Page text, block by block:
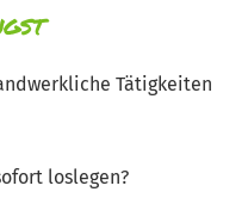
Tätigkeiten
loslegen?